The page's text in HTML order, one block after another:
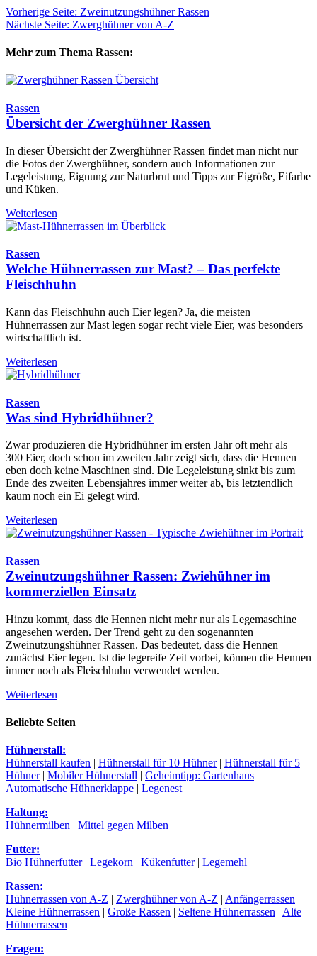
Vorherige Seite: Zweinutzungshühner Rassen
Nächste Seite: Zwerghühner von A-Z
Mehr zum Thema Rassen:
Rassen
Übersicht der Zwerghühner Rassen
In dieser Übersicht der Zwerghühner Rassen findet man nicht nur
die Fotos der Zwerghühner, sondern auch Informationen zur
Legeleistung, Eignung zur Naturbrut und Tipps zur Eigröße, Eifarbe
und Küken.
Weiterlesen
Rassen
Welche Hühnerrassen zur Mast? – Das perfekte
Fleischhuhn
Kann das Fleischhuhn auch Eier legen? Ja, die meisten
Hühnerrassen zur Mast legen sogar recht viele Eier, was besonders
wirtschaftlich ist.
Weiterlesen
Rassen
Was sind Hybridhühner?
Zwar produzieren die Hybridhühner im ersten Jahr oft mehr als
300 Eier, doch schon im zweiten Jahr zeigt sich, dass die Hennen
eben doch keine Maschinen sind. Die Legeleistung sinkt bis zum
Ende des zweiten Lebensjahres immer weiter ab, bis letztendlich
kaum noch ein Ei gelegt wird.
Weiterlesen
Rassen
Zweinutzungshühner Rassen: Zwiehühner im
kommerziellen Einsatz
Hinzu kommt, dass die Hennen nicht mehr nur als Legemaschine
angesehen werden. Der Trend geht zu den sogenannten
Zweinutzungshühner Rassen. Das bedeutet, dass die Hennen
zunächst Eier legen. Ist die legereife Zeit vorbei, können die Hennen
immer noch als Fleischhuhn verwendet werden.
Weiterlesen
Beliebte Seiten
Hühnerstall:
Hühnerstall kaufen | Hühnerstall für 10 Hühner| Hühnerstall für 5
Hühner| Mobiler Hühnerstall | Geheimtipp: Gartenhaus |
Automatische Hühnerklappe | Legenest
Haltung:
Hühnermilben | Mittel gegen Milben
Futter:
Bio Hühnerfutter| Legekorn | Kükenfutter| Legemehl
Rassen:
Hühnerrassen von A-Z | Zwerghühner von A-Z | Anfängerrassen |
Kleine Hühnerrassen | Große Rassen | Seltene Hühnerrassen | Alte
Hühnerrassen
Fragen: